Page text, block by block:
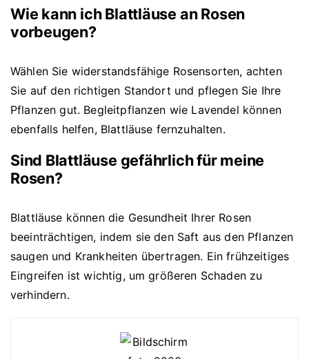
Wie kann ich Blattläuse an Rosen
vorbeugen?
Wählen Sie widerstandsfähige Rosensorten, achten
Sie auf den richtigen Standort und pflegen Sie Ihre
Pflanzen gut. Begleitpflanzen wie Lavendel können
ebenfalls helfen, Blattläuse fernzuhalten.
Sind Blattläuse gefährlich für meine
Rosen?
Blattläuse können die Gesundheit Ihrer Rosen
beeinträchtigen, indem sie den Saft aus den Pflanzen
saugen und Krankheiten übertragen. Ein frühzeitiges
Eingreifen ist wichtig, um größeren Schaden zu
verhindern.